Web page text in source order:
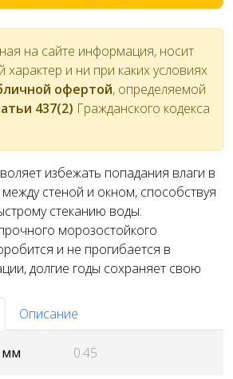
на сайте информация, носит
и ни при каких условиях
офертой, определяемой
437(2) Гражданского кодекса
избежать попадания влаги в
стеной и окном, способствуя
стеканию воды.
морозостойкого
и не прогибается в
долгие годы сохраняет свою
Описание
мм 0.45